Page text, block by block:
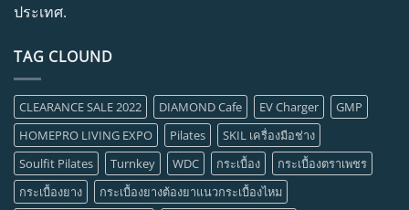
ประเทศ.
TAG CLOUND
CLEARANCE SALE 2022 DIAMOND Cafe EV Charger
GMP
HOMEPRO LIVING EXPO
Pilates
SKIL เครื่องมือช่าง
Soulfit Pilates
Turnkey WDC กระเบื้อง
กระเบื้องตราเพชร
กระเบื้องยาง
กระเบื้องยางต้องยาแนวกระเบื้องไหม